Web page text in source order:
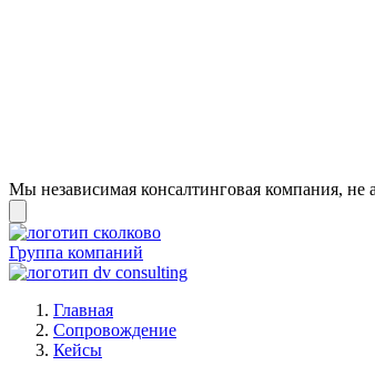
Мы независимая консалтинговая компания,
Группа компаний
Главная
Сопровождение
Кейсы